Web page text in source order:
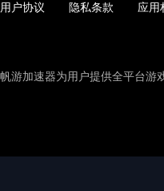
用户协议 隐私条款 应用
帆游加速器为用户提供全平台游